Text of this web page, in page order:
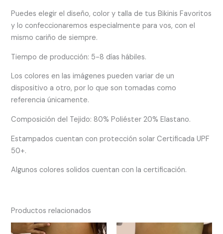
Puedes elegir el diseño, color y talla de tus Bikinis Favoritos
y lo confeccionaremos especialmente para vos, con el
mismo cariño de siempre.
Tiempo de producción: 5-8 días hábiles.
Los colores en las imágenes pueden variar de un
dispositivo a otro, por lo que son tomadas como
referencia únicamente.
Composición del Tejido: 80% Poliéster 20% Elastano.
Estampados cuentan con protección solar Certificada UPF
50+.
Algunos colores solidos cuentan con la certificación.
Productos relacionados